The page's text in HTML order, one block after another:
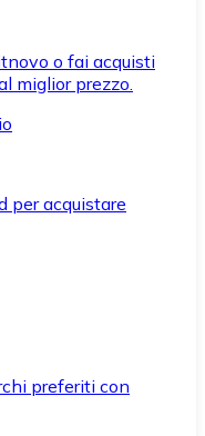
o fai acquisti
miglior prezzo.
per acquistare
preferiti con